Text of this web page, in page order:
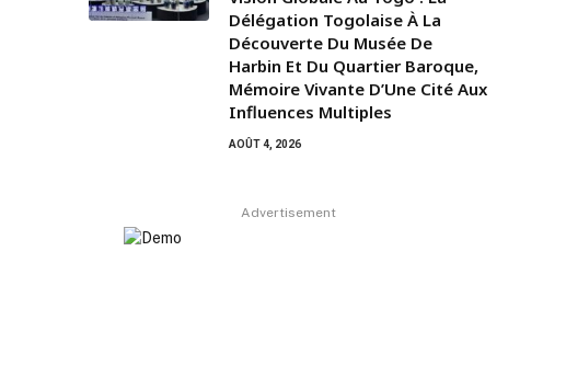
Délégation Togolaise À La
Découverte Du Musée De
Harbin Et Du Quartier Baroque,
Mémoire Vivante D’Une Cité Aux
Influences Multiples
AOÛT 4, 2026
Advertisement